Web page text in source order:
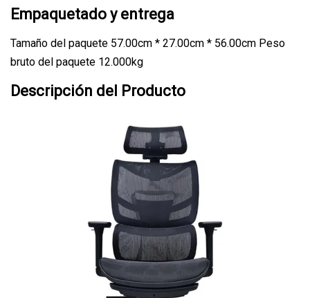
Empaquetado y entrega
Tamaño del paquete 57.00cm * 27.00cm * 56.00cm Peso
bruto del paquete 12.000kg
Descripción del Producto